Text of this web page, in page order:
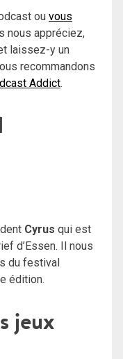
ou vous
nous appréciez,
laissez-y un
recommandons
Addict.
Cyrus qui est
d’Essen. Il nous
du festival
édition.
jeux